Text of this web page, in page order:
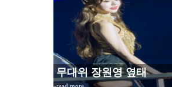
무대위 장원영 옆태